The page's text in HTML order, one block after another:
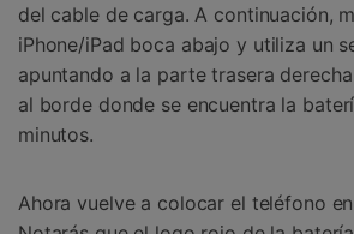
del cable de carga. A continuación,
iPhone/iPad boca abajo y utiliza un
apuntando a la parte trasera
al borde donde se encuentra la
minutos.
Ahora vuelve a colocar el teléfono